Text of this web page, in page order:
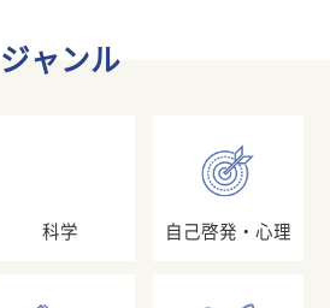
ジャンル
科学 自己啓発・心理